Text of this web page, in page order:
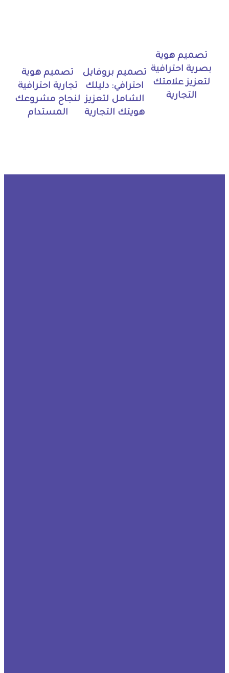
تصميم هوية
بصرية احترافية
لتعزيز علامتك
التجارية
تصميم بروفايل
احترافي: دليلك
الشامل لتعزيز
هويتك التجارية
تصميم هوية
تجارية احترافية
لنجاح مشروعك
المستدام